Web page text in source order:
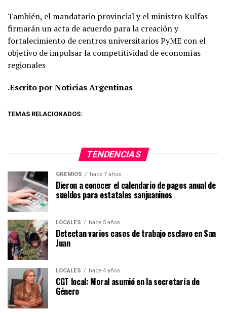
También, el mandatario provincial y el ministro Kulfas
firmarán un acta de acuerdo para la creación y
fortalecimiento de centros universitarios PyME con el
objetivo de impulsar la competitividad de economías
regionales
.Escrito por Noticias Argentinas
TEMAS RELACIONADOS:
TENDENCIAS
GREMIOS hace 7 años
Dieron a conocer el calendario de pagos anual de
sueldos para estatales sanjuaninos
LOCALES hace 5 años
Detectan varios casos de trabajo esclavo en San
Juan
LOCALES hace 4 años
CGT local: Moral asumió en la secretaría de
Género